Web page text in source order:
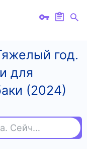
год.
для
(2024)
Найдите курс или автора. Сейчас ищут